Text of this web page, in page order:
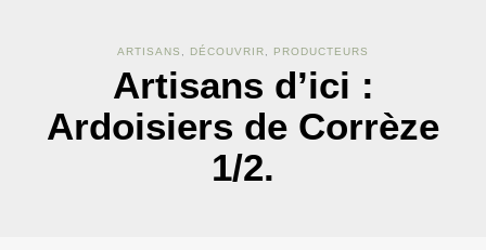
ARTISANS DÉCOUVRIR PRODUCTEURS
Artisans d’ici :
Ardoisiers de Corrèze
1/2.